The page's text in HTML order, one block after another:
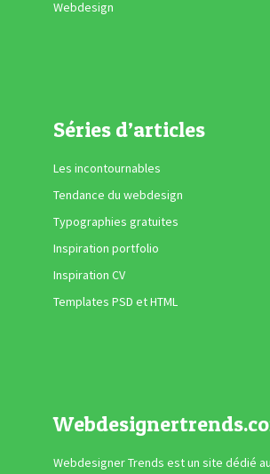
Webdesign
Séries d’articles
Les incontournables
Tendance du webdesign
Typographies gratuites
Inspiration portfolio
Inspiration CV
Templates PSD et HTML
Webdesigner Trends est un site dédié